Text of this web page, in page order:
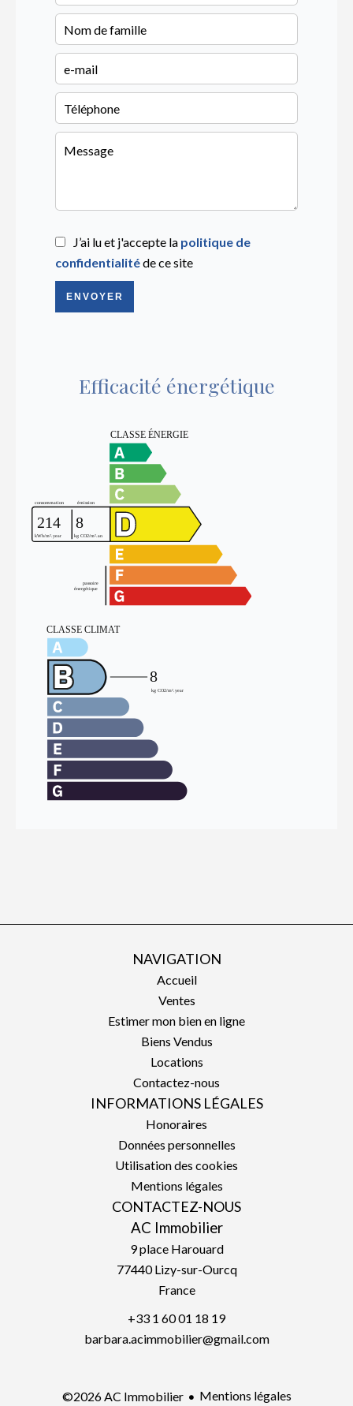
J’ai lu et j'accepte la politique de
confidentialitéde ce site
ENVOYER
Efficacité énergétique
NAVIGATION
Accueil
Ventes
Estimer mon bien en ligne
Biens Vendus
Locations
Contactez-nous
INFORMATIONS LÉGALES
Honoraires
Données personnelles
Utilisation des cookies
Mentions légales
CONTACTEZ-NOUS
AC Immobilier
9 place Harouard
77440Lizy-sur-Ourcq
France
+33 1 60 01 18 19
barbara.acimmobilier@gmail.com
©2026 AC Immobilier Mentions légales